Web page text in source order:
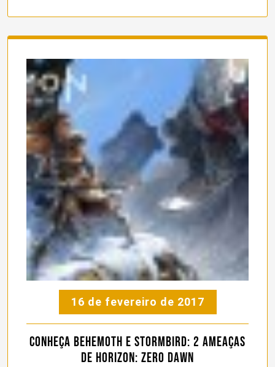
16 de fevereiro de 2017
Conheça Behemoth e Stormbird: 2 ameaças
de Horizon: Zero Dawn